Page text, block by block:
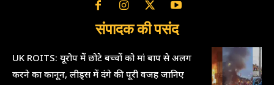
संपादक की पसंद
UK ROITS: यूरोप में छोटे बच्चों को मां बाप से अलग
करने का कानून, लीड्स में दंगे की पूरी वजह जानिए